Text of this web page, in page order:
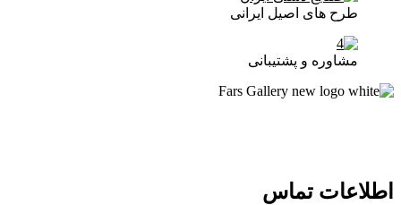
طرح های اصیل ایرانی
مشاوره و پشتیبانی
اطلاعات تماس